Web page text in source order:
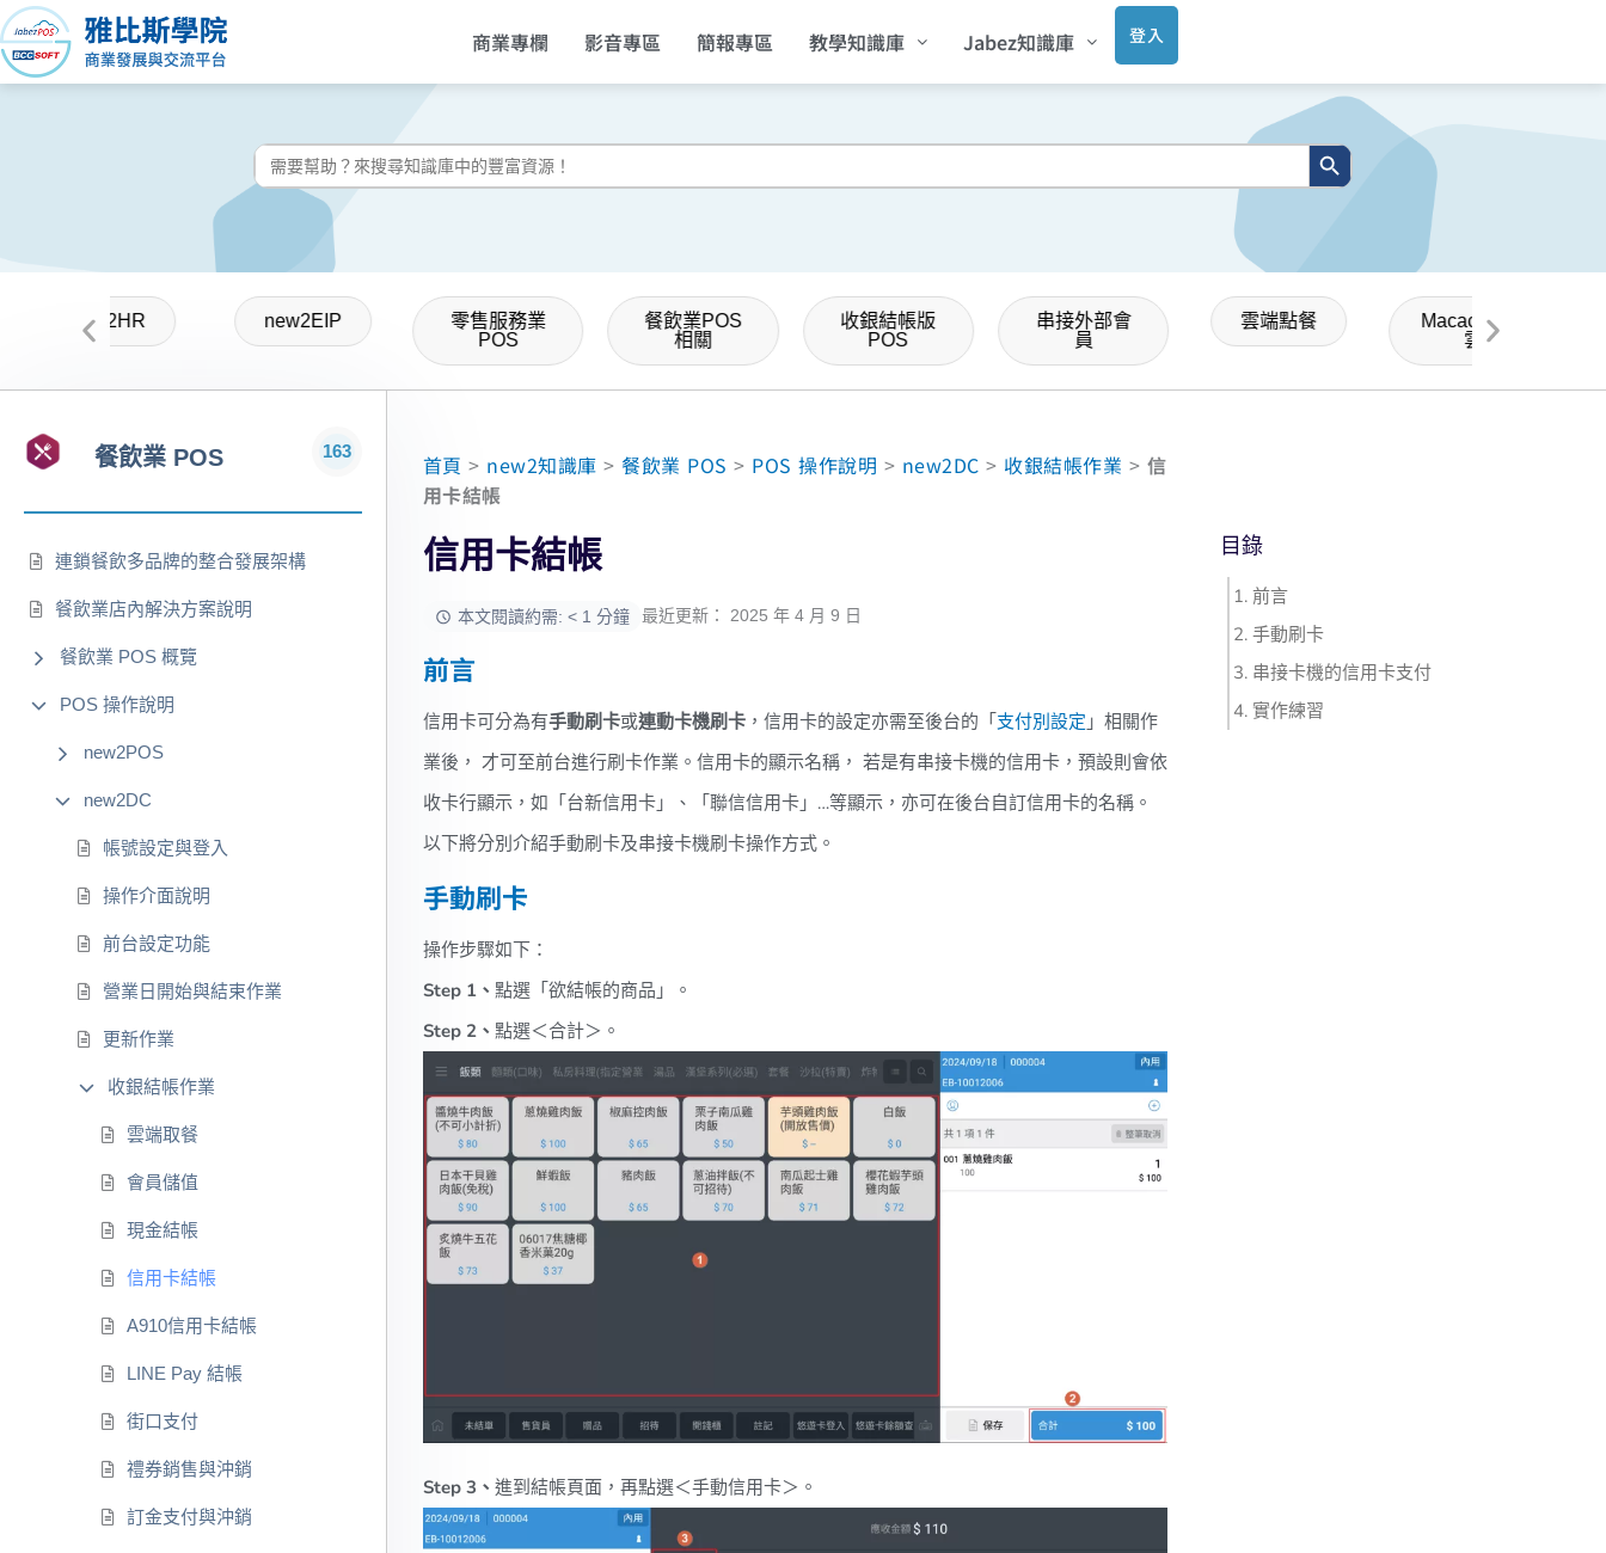
跳
至
主
商業專欄 影音專區 簡報專區 教學知識庫 Jabez知識庫 登入
搜
尋:
搜尋按鈕
new2HR new2EIP
零售服務業
POS
餐飲業POS
相關
收銀結帳版
POS
串接外部會
員
雲端點餐
Macaca會員
雲
餐飲業 POS 163
連鎖餐飲多品牌的整合發展架構
餐飲業店內解決方案說明
餐飲業 POS 概覽
POS 操作說明
new2POS
new2DC
帳號設定與登入
操作介面說明
前台設定功能
營業日開始與結束作業
更新作業
收銀結帳作業
雲端取餐
會員儲值
現金結帳
信用卡結帳
A910信用卡結帳
LINE Pay 結帳
街口支付
禮券銷售與沖銷
訂金支付與沖銷
首頁 > new2知識庫 >餐飲業 POS > POS 操作說明 > new2DC > 收銀結帳作業 > 信
用卡結帳
信用卡結帳
本文閱讀約需: < 1 分鐘 最近更新： 2025 年 4 月 9 日
前言
信用卡可分為有手動刷卡或連動卡機刷卡，信用卡的設定亦需至後台的「支付別設定 」相關作
業後， 才可至前台進行刷卡作業。信用卡的顯示名稱， 若是有串接卡機的信用卡，預設則會依
收卡行顯示，如「台新信用卡」、「聯信信用卡」…等顯示，亦可在後台自訂信用卡的名稱。
以下將分別介紹手動刷卡及串接卡機刷卡操作方式。
手動刷卡
操作步驟如下：
Step 1、 點選「欲結帳的商品」。
Step 2、 點選＜合計＞。
Step 3、 進到結帳頁面，再點選＜手動信用卡＞。
目錄
前言
手動刷卡
串接卡機的信用卡支付
實作練習